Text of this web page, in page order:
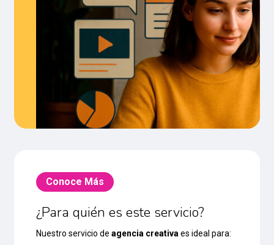
Conoce Más
¿Para quién es este servicio?
Nuestro servicio de agencia creativa es ideal para: